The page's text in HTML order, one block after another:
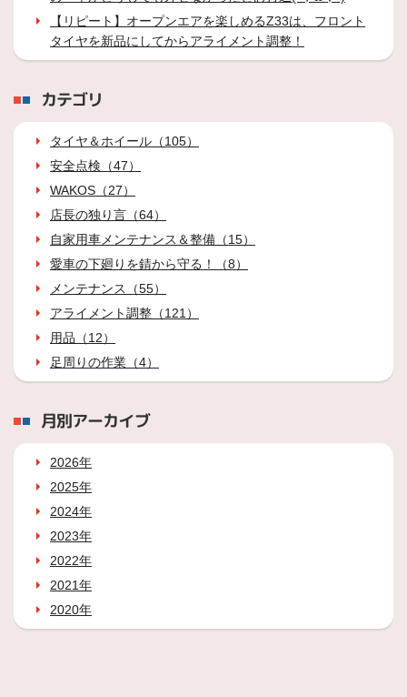
【リピート】オープンエアを楽しめるZ33は、フロント
タイヤを新品にしてからアライメント調整！
カテゴリ
タイヤ＆ホイール（105）
安全点検（47）
WAKOS（27）
店長の独り言（64）
自家用車メンテナンス＆整備（15）
愛車の下廻りを錆から守る！（8）
メンテナンス（55）
アライメント調整（121）
用品（12）
足周りの作業（4）
月別アーカイブ
2026年
2025年
2024年
2023年
2022年
2021年
2020年